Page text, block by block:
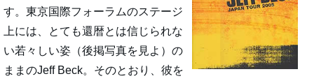
す。東京国際フォーラムのステージ
上には、とても還暦とは信じられな
い若々しい姿（後掲写真を見よ）の
ままのJeff Beck。そのとおり、彼を